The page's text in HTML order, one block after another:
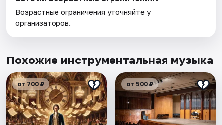
Возрастные ограничения уточняйте у
организаторов.
Похожие инструментальная музыка
от 700 ₽ от 500 ₽